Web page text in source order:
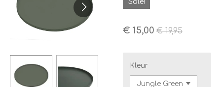
Sale!
€ 15,00 € 19,95
Kleur